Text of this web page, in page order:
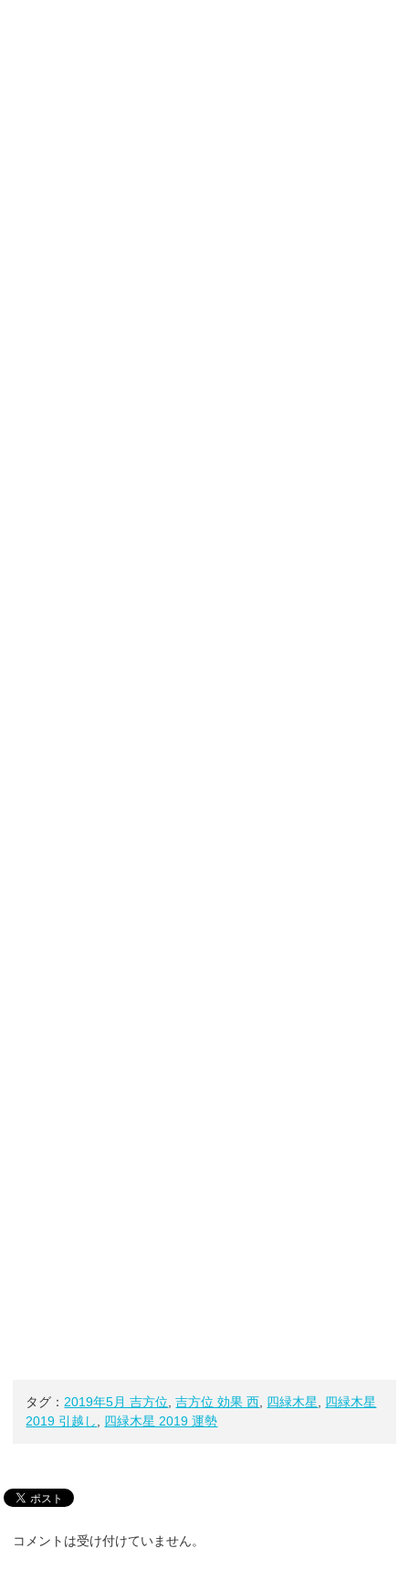
タグ：2019年5月 吉方位,吉方位 効果 西, 四緑木星, 四緑木星
2019 引越し, 四緑木星 2019 運勢
コメントは受け付けていません。